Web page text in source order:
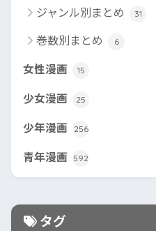
ジャンル別まとめ 31
巻数別まとめ 6
女性漫画 15
少女漫画 25
少年漫画 256
青年漫画 592
タグ